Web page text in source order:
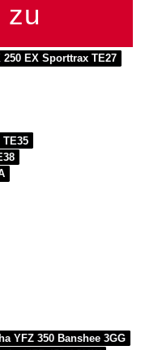
zu
250 EX Sporttrax TE27
YFZ 350 Banshee 3GG